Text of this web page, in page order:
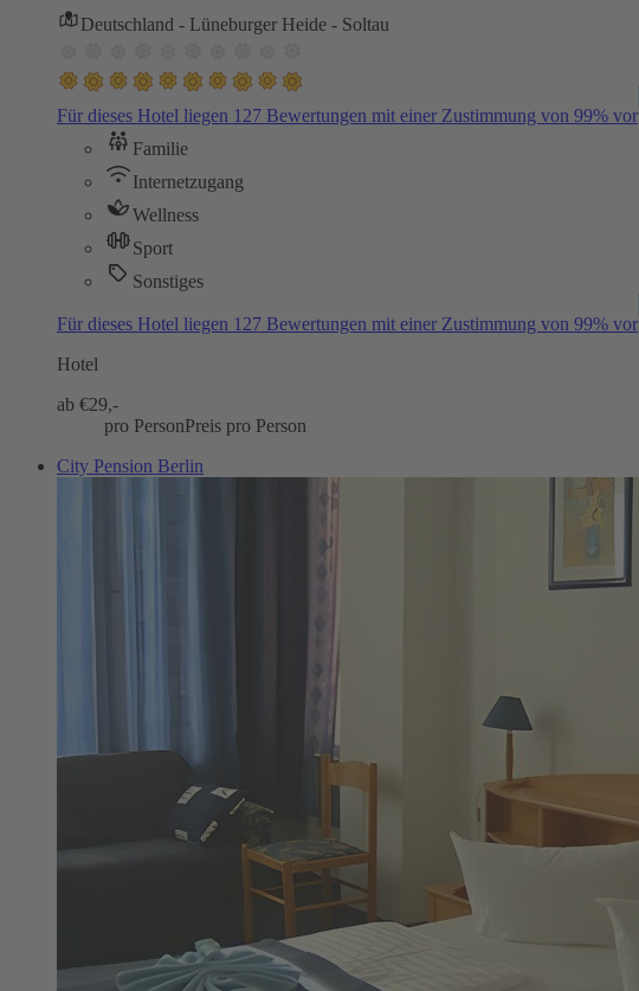
Deutschland - Lüneburger Heide - Soltau
Für dieses Hotel liegen 127 Bewertungen mit einer Zustimmung von 99% vor
Familie
Internetzugang
Wellness
Sport
Sonstiges
Für dieses Hotel liegen 127 Bewertungen mit einer Zustimmung von 99% vor
Hotel
ab €29,-
pro PersonPreis pro Person
City Pension Berlin